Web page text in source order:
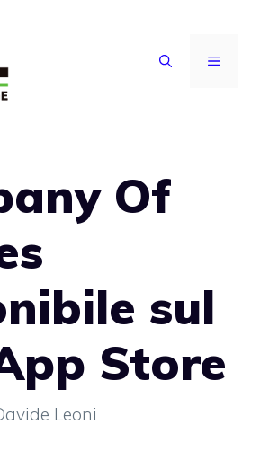
MENU
Of
sul
Store
Leoni